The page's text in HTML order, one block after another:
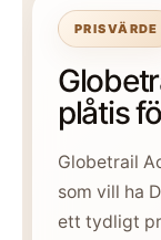
PRISVÄRDE
plåtis
Globetrail
som vill ha
ett tydligt